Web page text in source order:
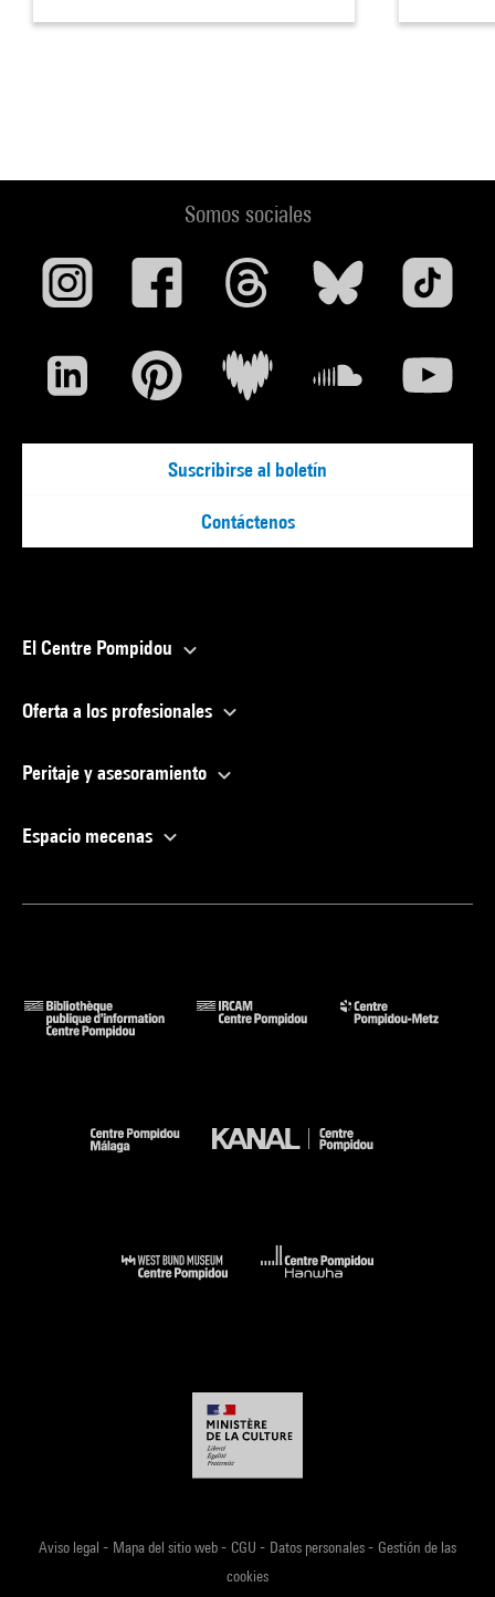
Somos sociales
Suscribirse al boletín
Contáctenos
El Centre Pompidou
Oferta a los profesionales
Peritaje y asesoramiento
Espacio mecenas
Aviso legal - Mapa del sitio web- CGU - Datos personales- Gestión de las
cookies